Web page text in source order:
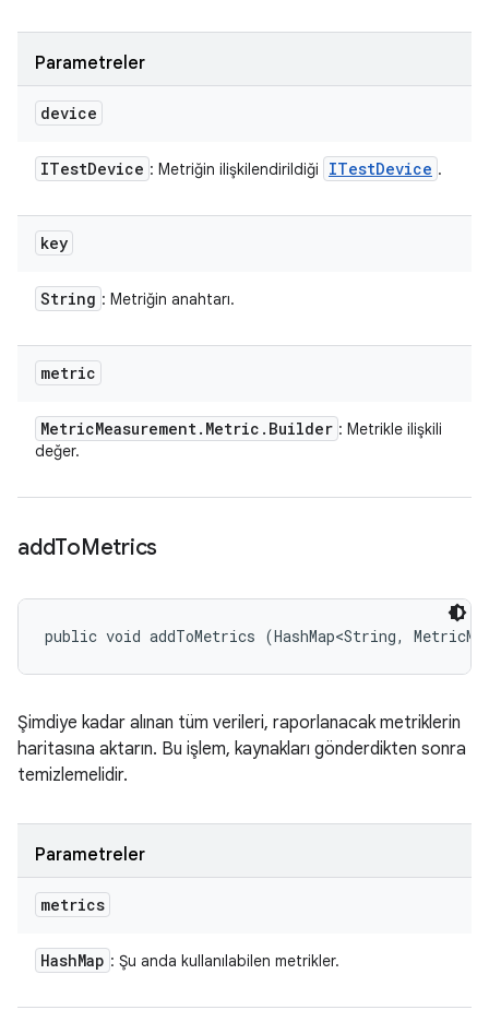
Parametreler
device
ITestDevice : Metriğin ilişkilendirildiği ITestDevice .
key
String : Metriğin anahtarı.
metric
MetricMeasurement. Metric . Builder : Metrikle ilişkili
değer.
addToMetrics
public void addToMetrics (HashMap<String,
Şimdiye kadar alınan tüm verileri, raporlanacak metriklerin
haritasına aktarın. Bu işlem, kaynakları gönderdikten sonra
temizlemelidir.
Parametreler
metrics
HashMap : Şu anda kullanılabilen metrikler.